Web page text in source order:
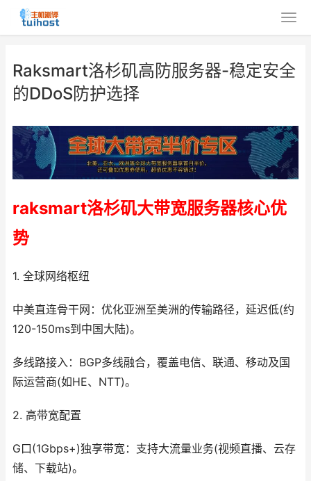
Raksmart洛杉矶高防服务器-稳定安全
的DDoS防护选择
raksmart洛杉矶大带宽服务器核心优
势
1. 全球网络枢纽
中美直连骨干网：优化亚洲至美洲的传输路径，延迟低(约
120-150ms到中国大陆)。
多线路接入：BGP多线融合，覆盖电信、联通、移动及国
际运营商(如HE、NTT)。
2. 高带宽配置
G口(1Gbps+)独享带宽：支持大流量业务(视频直播、云存
储、下载站)。